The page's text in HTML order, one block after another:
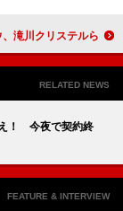
重さが好きかも」 “才能と創造性に輝く女性”に柴咲コウ、滝川クリステルら
RELATED NEWS
！ 今夜で契約終
FEATURE & INTERVIEW